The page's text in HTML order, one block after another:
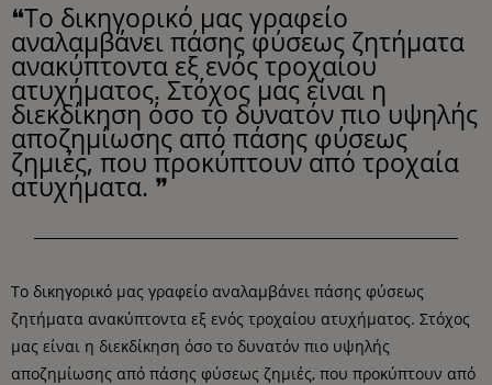
❝Το δικηγορικό μας γραφείο
αναλαμβάνει πάσης φύσεως ζητήματα
ανακύπτοντα εξ ενός τροχαίου
ατυχήματος. Στόχος μας είναι η
διεκδίκηση όσο το δυνατόν πιο υψηλής
αποζημίωσης από πάσης φύσεως
ζημιές, που προκύπτουν από τροχαία
ατυχήματα. ❞
Το δικηγορικό μας γραφείο αναλαμβάνει πάσης φύσεως
ζητήματα ανακύπτοντα εξ ενός τροχαίου ατυχήματος. Στόχος
μας είναι η διεκδίκηση όσο το δυνατόν πιο υψηλής
αποζημίωσης από πάσης φύσεως ζημιές, που προκύπτουν από